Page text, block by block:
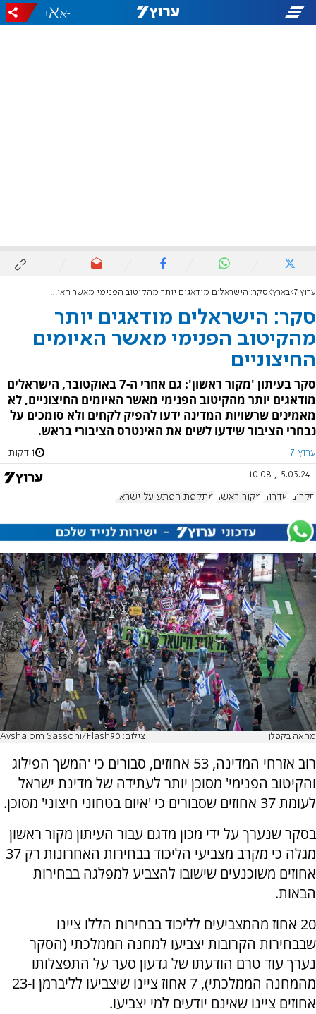
-
+
ערוץ 7 בארץ סקר: הישראלים מודאגים יותר מהקיטוב הפנימי מאשר האיומים החיצוניים
סקר: הישראלים מודאגים יותר
מהקיטוב הפנימי מאשר האיומים
החיצוניים
סקר בעיתון 'מקור ראשון': גם אחרי ה-7 באוקטובר, הישראלים
מודאגים יותר מהקיטוב הפנימי מאשר האיומים החיצוניים, לא
מאמינים שרשויות המדינה ידעו להפיק לקחים ולא סומכים על
נבחרי הציבור שידעו לשים את האינטרס הציבורי בראש.
ערוץ 7 1 דקות
15.03.24, 10:08
סקרים שדרות מקור ראשון מתקפת הפתע על ישראל
מחאה בקפלן צילום: Avshalom Sassoni/Flash90
רוב אזרחי המדינה, 53 אחוזים, סבורים כי 'המשך הפילוג
והקיטוב הפנימי' מסוכן יותר לעתידה של מדינת ישראל
לעומת 37 אחוזים שסבורים כי 'איום בטחוני חיצוני' מסוכן.
בסקר שנערך על ידי מכון מדגם עבור העיתון מקור ראשון
מגלה כי מקרב מצביעי הליכוד בבחירות האחרונות רק 37
אחוזים משוכנעים שישובו להצביע למפלגה בבחירות
הבאות.
20 אחוז מהמצביעים לליכוד בבחירות הללו ציינו
שבבחירות הקרובות יצביעו למחנה הממלכתי (הסקר
נערך עוד טרם הודעתו של גדעון סער על התפצלותו
מהמחנה הממלכתי), 7 אחוז ציינו שיצביעו לליברמן ו-23
אחוזים ציינו שאינם יודעים למי יצביעו.